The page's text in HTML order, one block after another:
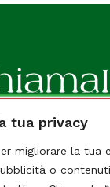
tua privacy
migliorare la tua
o
quotidiano online
tutti gli italiani
Quotidiano